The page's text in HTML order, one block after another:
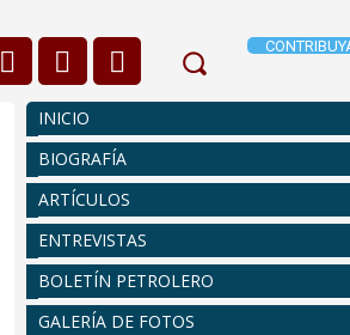
INICIO
BIOGRAFÍA
ARTÍCULOS
ENTREVISTAS
BOLETÍN PETROLERO
GALERÍA DE FOTOS